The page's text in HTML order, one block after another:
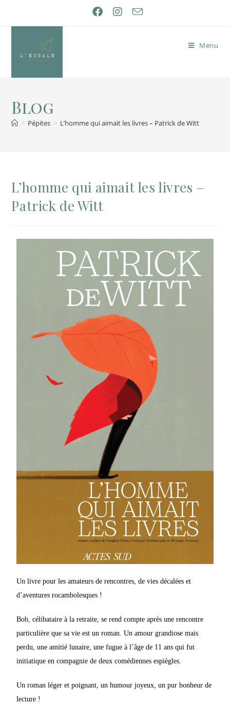
Menu
Blog
> Pépites > L’homme qui aimait les livres – Patrick de Witt
L’homme qui aimait les livres –
Patrick de Witt
Un livre pour les amateurs de rencontres, de vies décalées et
d’aventures rocambolesques !
Bob, célibataire à la retraite, se rend compte après une rencontre
particulière que sa vie est un roman. Un amour grandiose mais
perdu, une amitié lunaire, une fugue à l’âge de 11 ans qui fut
initiatique en compagnie de deux comédiennes espiègles.
Un roman léger et poignant, un humour joyeux, un pur bonheur de
lecture !